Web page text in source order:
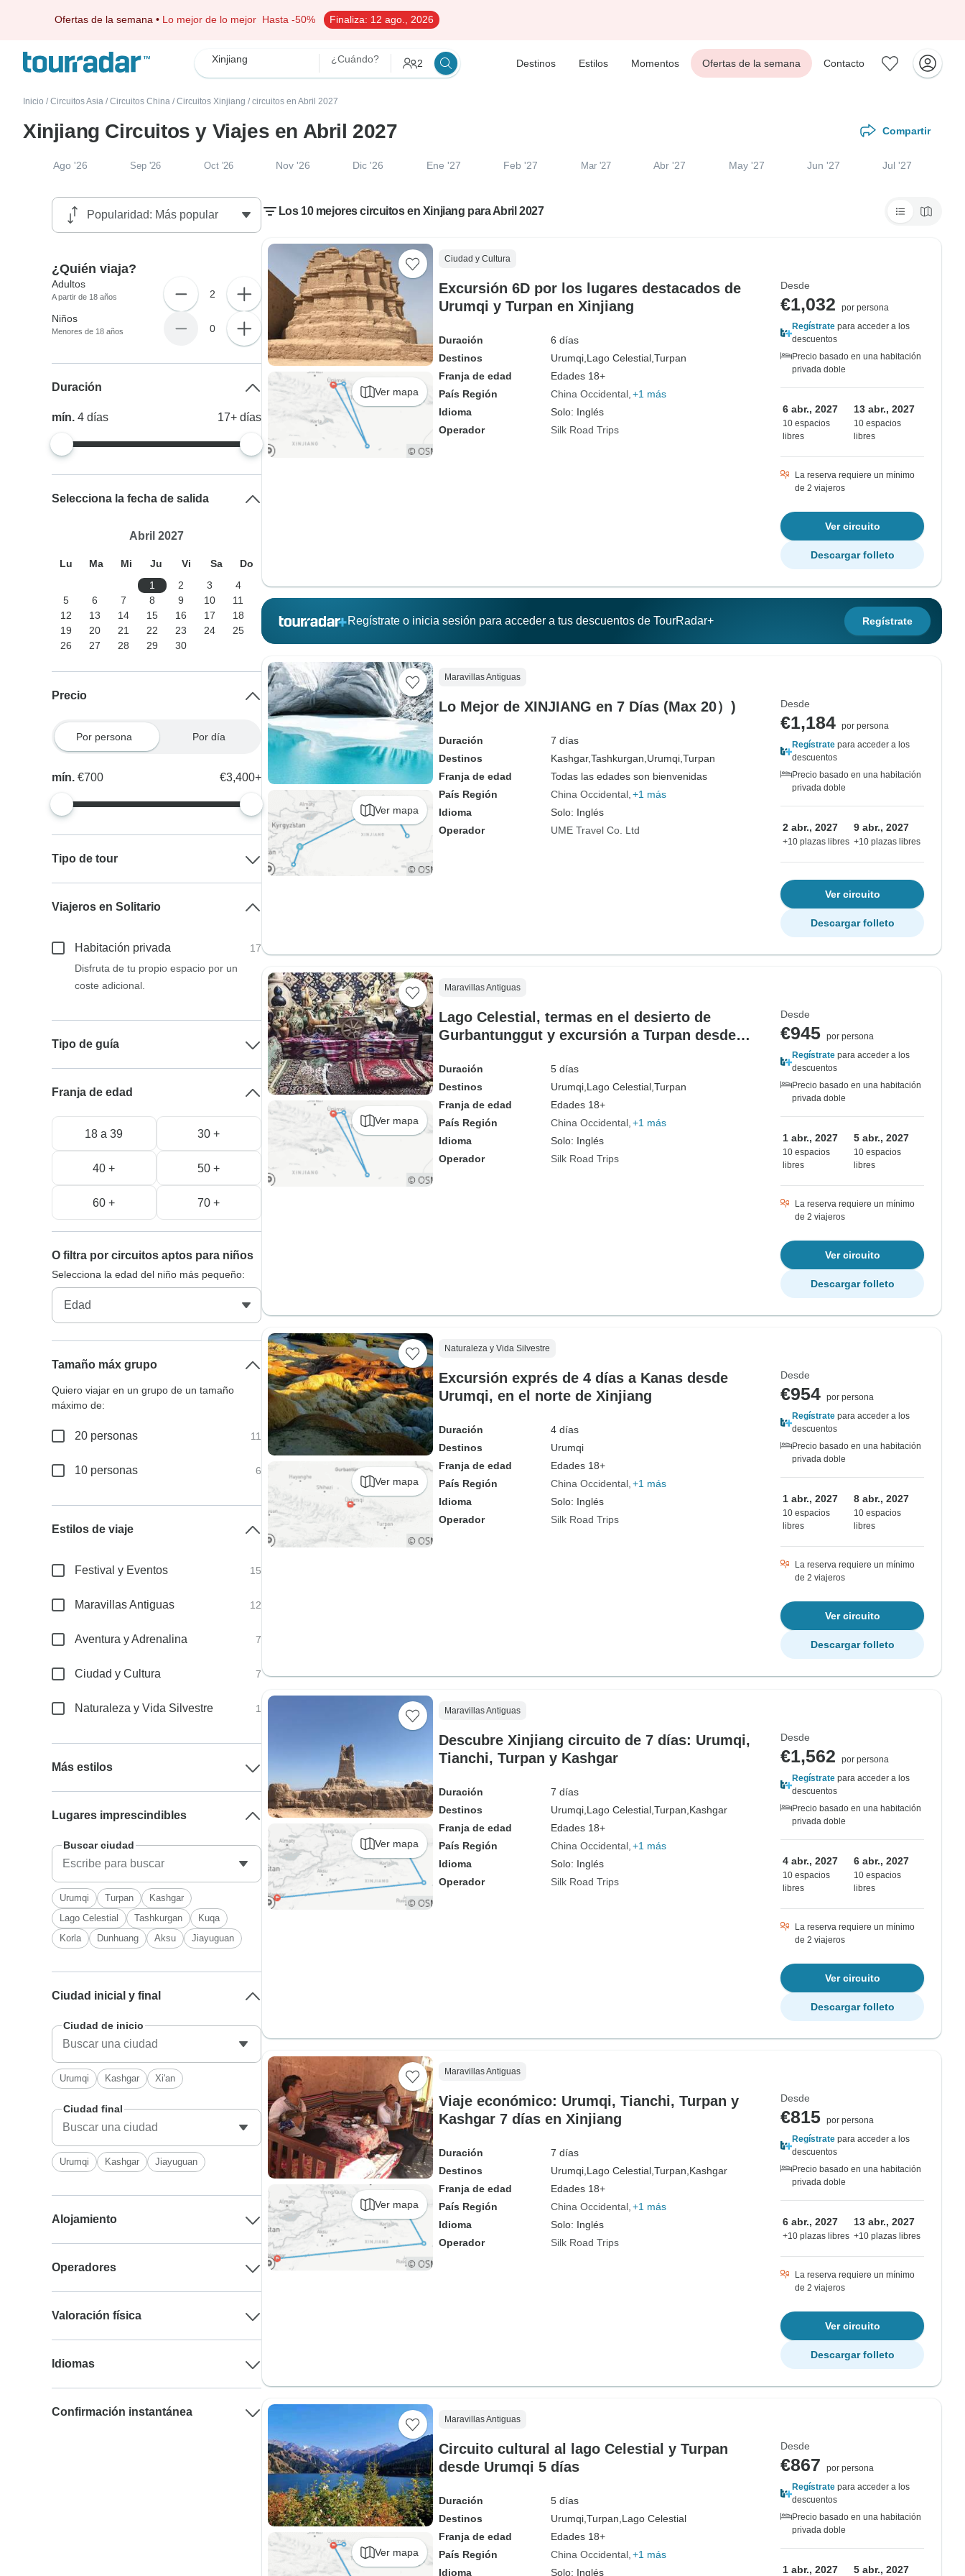
Ofertas de la semana • Lo mejor de lo mejor Hasta -50% Finaliza: 12 ago., 2026
Xinjiang ¿Cuándo? 2 Destinos Estilos Momentos Ofertas de la semana Contacto
Inicio / Circuitos Asia / Circuitos China / Circuitos Xinjiang / circuitos en Abril 2027
Xinjiang Circuitos y Viajes en Abril 2027 Compartir
Ago '26 Sep '26 Oct '26 Nov '26 Dic '26 Ene '27 Feb '27 Mar '27 Abr '27 May '27 Jun '27 Jul '27
Los 10 mejores circuitos en Xinjiang para Abril 2027
Ver mapa
Ciudad y Cultura
Excursión 6D por los lugares destacados de
Urumqi y Turpan en Xinjiang
Duración
6 días
Destinos
Urumqi, Lago Celestial, Turpan
Franja de edad
Edades 18+
País Región
China Occidental +1 más
Idioma
Solo: Inglés
Operador
Silk Road Trips
Desde
€1,032
por persona
Regístrate para acceder a los
descuentos
Precio basado en una habitación
privada doble
6 abr., 2027
10 espacios
libres
13 abr., 2027
10 espacios
libres
La reserva requiere un mínimo
de 2 viajeros
Ver circuito
Descargar folleto
Regístrate o inicia sesión para acceder a tus descuentos de TourRadar+ Regístrate
Ver mapa
Maravillas Antiguas
Lo Mejor de XINJIANG en 7 Días (Max 20）)
Duración
7 días
Destinos
Kashgar,Tashkurgan, Urumqi, Turpan
Franja de edad
Todas las edades son bienvenidas
País Región
China Occidental +1 más
Idioma
Solo: Inglés
Operador
UME Travel Co. Ltd
Desde
€1,184 por persona
Regístrate para acceder a los
descuentos
Precio basado en una habitación
privada doble
2 abr., 2027
+10 plazas libres
9 abr., 2027
+10 plazas libres
Ver circuito
Descargar folleto
Ver mapa
Maravillas Antiguas
Lago Celestial, termas en el desierto de
Gurbantunggut y excursión a Turpan desde
Duración
5 días
Destinos
Urumqi, Lago Celestial, Turpan
Franja de edad
Edades 18+
País Región
China Occidental +1 más
Idioma
Solo: Inglés
Operador
Silk Road Trips
Desde
€945 por persona
Regístrate para acceder a los
descuentos
Precio basado en una habitación
privada doble
1 abr., 2027
10 espacios
libres
5 abr., 2027
10 espacios
libres
La reserva requiere un mínimo
de 2 viajeros
Ver circuito
Descargar folleto
Ver mapa
Naturaleza y Vida Silvestre
Excursión exprés de 4 días a Kanas desde
Urumqi, en el norte de Xinjiang
Duración
4 días
Destinos
Urumqi
Franja de edad
Edades 18+
País Región
China Occidental +1 más
Idioma
Solo: Inglés
Operador
Silk Road Trips
Desde
€954 por persona
Regístrate para acceder a los
descuentos
Precio basado en una habitación
privada doble
1 abr., 2027
10 espacios
libres
8 abr., 2027
10 espacios
libres
La reserva requiere un mínimo
de 2 viajeros
Ver circuito
Descargar folleto
Ver mapa
Maravillas Antiguas
Descubre Xinjiang circuito de 7 días: Urumqi,
Tianchi, Turpan y Kashgar
Duración
7 días
Destinos
Urumqi, Lago Celestial, Turpan, Kashgar
Franja de edad
Edades 18+
País Región
China Occidental +1 más
Idioma
Solo: Inglés
Operador
Silk Road Trips
Desde
€1,562
por persona
Regístrate para acceder a los
descuentos
Precio basado en una habitación
privada doble
4 abr., 2027
10 espacios
libres
6 abr., 2027
10 espacios
libres
La reserva requiere un mínimo
de 2 viajeros
Ver circuito
Descargar folleto
Ver mapa
Maravillas Antiguas
Viaje económico: Urumqi, Tianchi, Turpan y
Kashgar 7 días en Xinjiang
Duración
7 días
Destinos
Urumqi, Lago Celestial, Turpan, Kashgar
Franja de edad
Edades 18+
País Región
China Occidental +1 más
Idioma
Solo: Inglés
Operador
Silk Road Trips
Desde
€815 por persona
Regístrate para acceder a los
descuentos
Precio basado en una habitación
privada doble
6 abr., 2027
+10 plazas libres
13 abr., 2027
+10 plazas libres
La reserva requiere un mínimo
de 2 viajeros
Ver circuito
Descargar folleto
Ver mapa
Maravillas Antiguas
Circuito cultural al lago Celestial y Turpan
desde Urumqi 5 días
Duración
5 días
Destinos
Urumqi, Turpan, Lago Celestial
Franja de edad
Edades 18+
País Región
China Occidental +1 más
Idioma
Solo: Inglés
Desde
€867
por persona
Regístrate para acceder a los
descuentos
Precio basado en una habitación
privada doble
1 abr., 2027 5 abr., 2027
¿Quién viaja?
Adultos
A partir de 18 años 2
Niños
Menores de 18 años 0
Duración
mín.4días 17+ días
Selecciona la fecha de salida
Abril 2027
Lu Ma Mi Ju Vi Sa
Do
1
2 3
4
5
6 7 8 9 10
11
12
13 14 15 16 17
18
19
20 21 22 23 24
25
26
27 28 29 30
Precio
Por persona Por día
mín.€700 €3,400+
Tipo de tour
Viajeros en Solitario
Habitación privada
17
Disfruta de tu propio espacio por un
coste adicional.
Tipo de guía
Franja de edad
18 a 39 30 +
40 + 50 +
60 + 70 +
O filtra por circuitos aptos para niños
Selecciona la edad del niño más pequeño:
Tamaño máx grupo
Quiero viajar en un grupo de un tamaño
máximo de:
20 personas 11
10 personas 6
Estilos de viaje
Festival y Eventos 15
Maravillas Antiguas 12
Aventura y Adrenalina 7
Ciudad y Cultura 7
Naturaleza y Vida Silvestre 1
Más estilos
Lugares imprescindibles
Buscar ciudad
Urumqi Turpan
Kashgar
Lago Celestial
Tashkurgan
Kuqa
Korla
Dunhuang Aksu Jiayuguan
Ciudad inicial y final
Ciudad de inicio
Urumqi Kashgar Xi'an
Ciudad final
Urumqi Kashgar Jiayuguan
Alojamiento
Operadores
Valoración física
Idiomas
Confirmación instantánea